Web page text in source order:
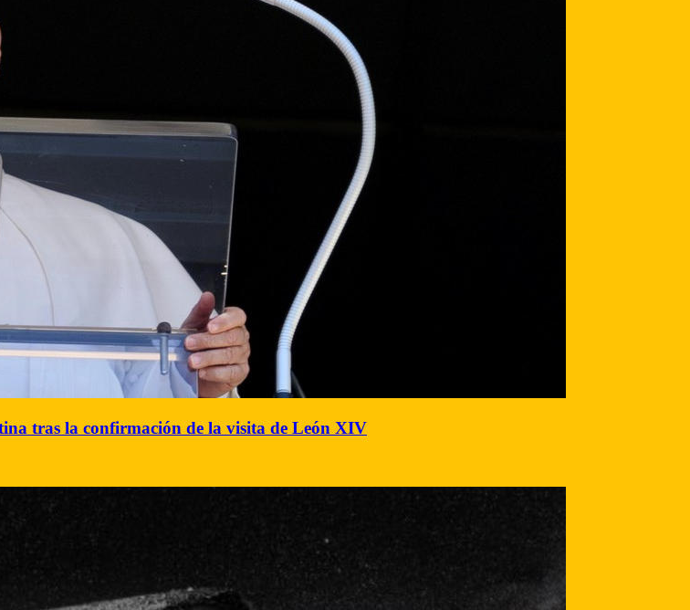
tras la confirmación de la visita de León XIV